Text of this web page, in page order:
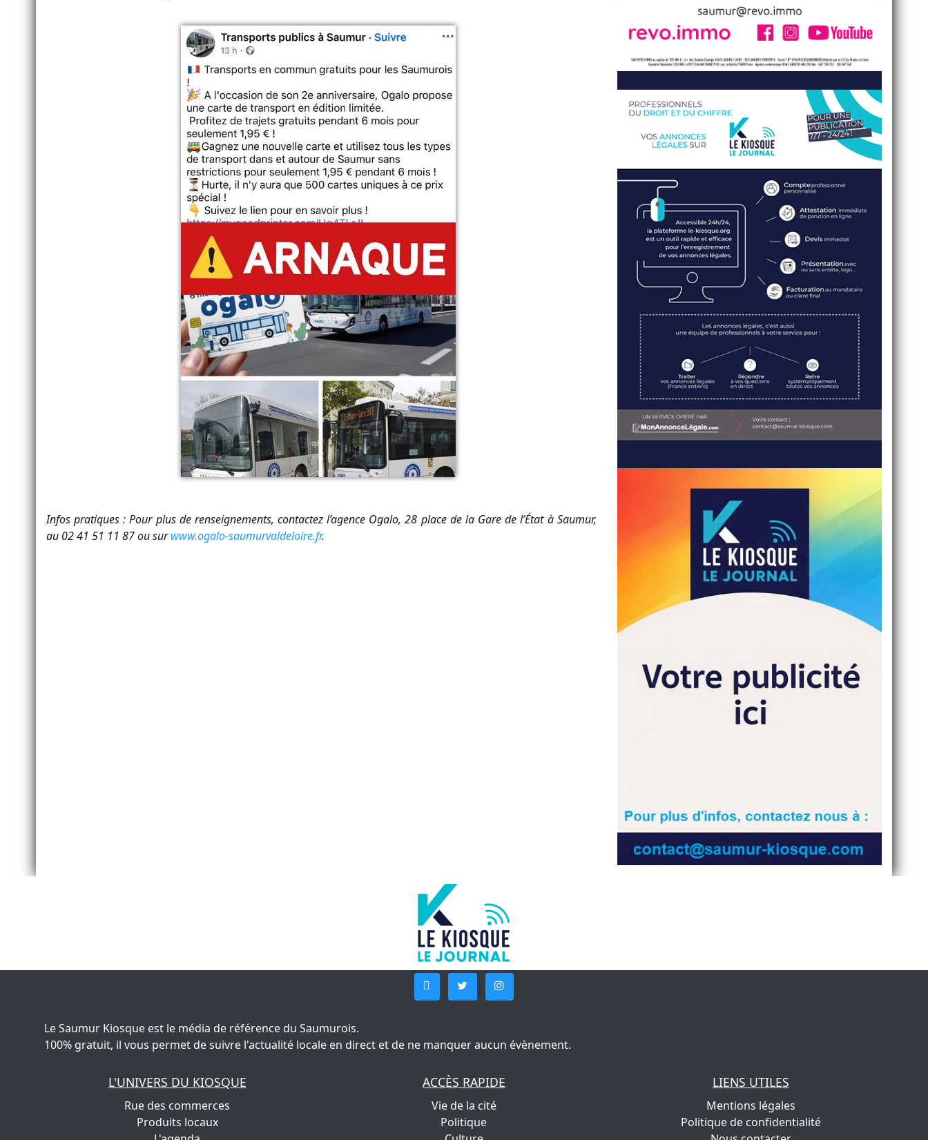
Infos pratiques : Pour plus de renseignements, contactez l’agence Ogalo, 28 place de la Gare de l’État à Saumur,
au 02 41 51 11 87 ou surwww.ogalo-saumurvaldeloire.fr.
Le Saumur Kiosque est le média de référence du Saumurois.
100% gratuit, il vous permet de suivre l'actualité locale en direct et de ne manquer aucun évènement.
L'UNIVERS DU KIOSQUE
Rue des commerces
Produits locaux
ACCÈS RAPIDE
Vie de la cité
Politique
LIENS UTILES
Mentions légales
Politique de confidentialité